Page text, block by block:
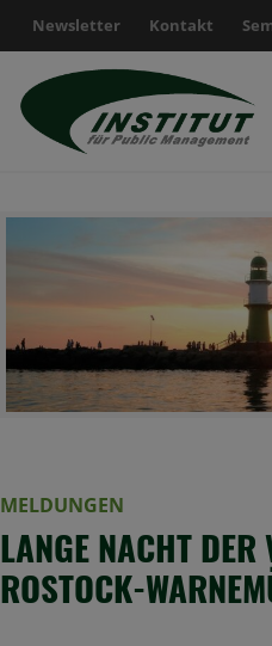
Newsletter Kontakt
Suche nach:
MELDUNGEN
LANGE NACHT DER
ROSTOCK-